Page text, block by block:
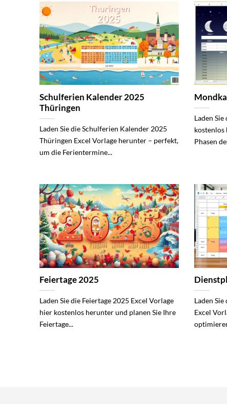
Schulferien Kalender 2025
Thüringen
Laden Sie die Schulferien Kalender 2025
Thüringen Excel Vorlage herunter – perfekt,
um die Ferientermine...
Laden
kostenlos
Phasen
Feiertage 2025
Laden Sie die Feiertage 2025 Excel Vorlage
hier kostenlos herunter und planen Sie Ihre
Feiertage...
Laden
Excel